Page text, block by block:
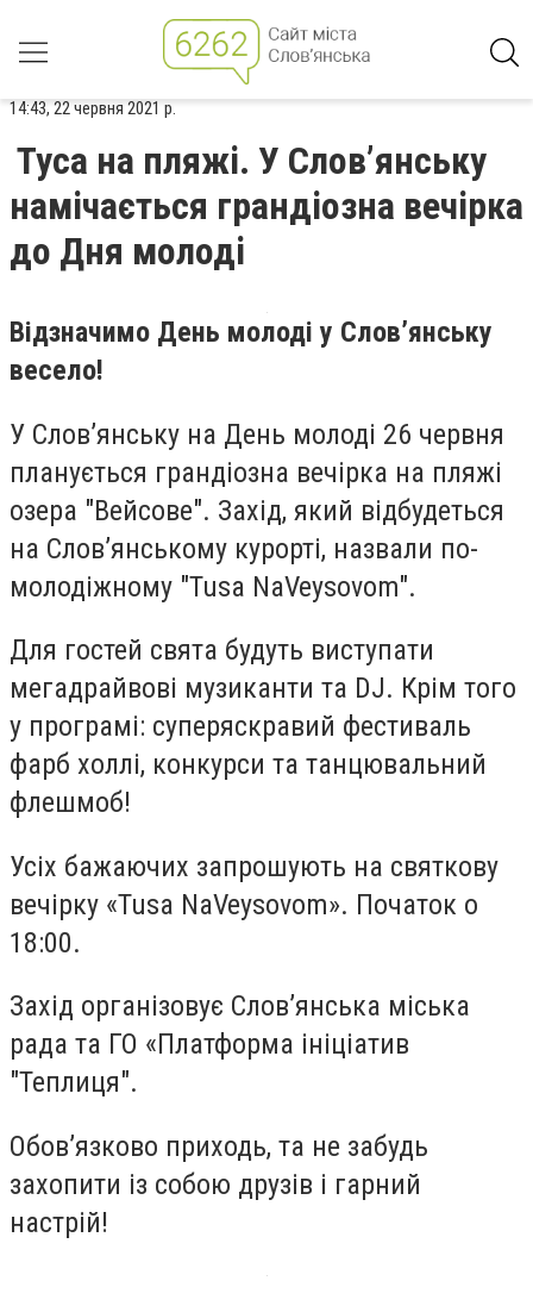
14:43, 22 червня 2021 р.
Туса на пляжі. У Слов’янську
намічається грандіозна вечірка
до Дня молоді
Відзначимо День молоді у Слов’янську
весело!
У Слов’янську на День молоді 26 червня
планується грандіозна вечірка на пляжі
озера "Вейсове". Захід, який відбудеться
на Слов’янському курорті, назвали по-
молодіжному "Tusa NaVeysovom".
Для гостей свята будуть виступати
мегадрайвові музиканти та DJ. Крім того
у програмі: суперяскравий фестиваль
фарб холлі, конкурси та танцювальний
флешмоб!
Усіх бажаючих запрошують на святкову
вечірку «Tusa NaVeysovom». Початок о
18:00.
Захід організовує Слов’янська міська
рада та ГО «Платформа ініціатив
"Теплиця".
Обов’язково приходь, та не забудь
захопити із собою друзів і гарний
настрій!